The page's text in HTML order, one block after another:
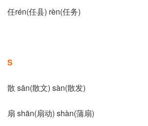
任rén(任县) rèn(任务)
S
散 sǎn(散文) sàn(散发)
扇 shān(扇动) shàn(蒲扇)